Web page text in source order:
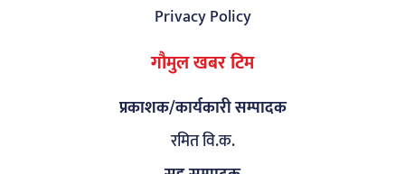
Privacy Policy
गौमुल खबर टिम
प्रकाशक/कार्यकारी सम्पादक
रमित वि.क.